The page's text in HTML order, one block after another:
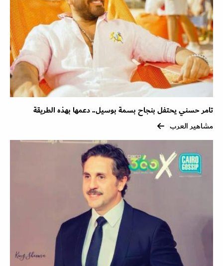
تامر حسني يحتفل بنجاح بسمة بوسيل.. دعمها بهذه الطريقة
مشاهير العرب